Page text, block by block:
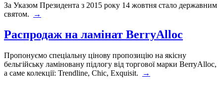
За Указом Президента з 2015 року 14 жовтня стало державним
святом.
→
Распродаж на ламінат BerryAlloc
Пропонуємо спеціальну цінову пропозицію на якісну
бельгійську ламіновану підлогу від торгової марки BerryAlloc,
а саме колекції: Trendline, Chic, Exquisit.
→